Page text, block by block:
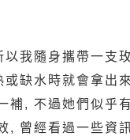
我隨身攜帶一支
或缺水時就會拿出
補, 不過她們似乎
, 曾經看過一些資